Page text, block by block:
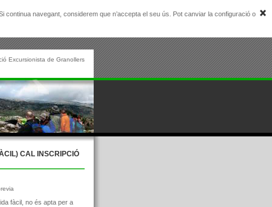
navegant, considerem que n’accepta el seu ús. Pot canviar la configuració o
Excursionista de Granollers
CAL INSCRIPCIÓ
fàcil, no és apta per a